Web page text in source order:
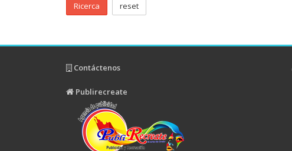
Ricerca reset
Contáctenos
Publirecreate